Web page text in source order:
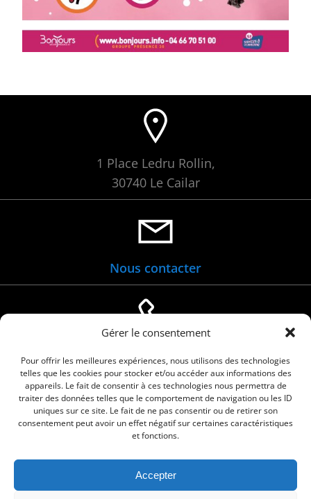
Gérer le consentement
Pour offrir les meilleures expériences, nous utilisons des technologies
telles que les cookies pour stocker et/ou accéder aux informations des
appareils. Le fait de consentir à ces technologies nous permettra de
traiter des données telles que le comportement de navigation ou les ID
uniques sur ce site. Le fait de ne pas consentir ou de retirer son
consentement peut avoir un effet négatif sur certaines caractéristiques
et fonctions.
Accepter
1 Place Ledru Rollin,
30740 Le Cailar
Nous contacter
04 66 88 01 05